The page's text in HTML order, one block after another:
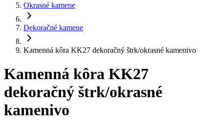
Okrasné kamene
Dekoračné kamene
Kamenná kôra KK27 dekoračný štrk/okrasné kamenivo
Kamenná kôra KK27
dekoračný štrk/okrasné
kamenivo